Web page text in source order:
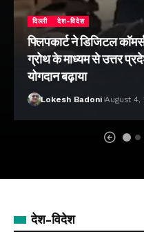
दिल्ली देश-विदेश
फ्लिपकार्ट ने डिजिटल
ग्रोथ के माध्यम से उत्तर
योगदान बढ़ाया
Lokesh Badoni August 4,
देश-विदेश